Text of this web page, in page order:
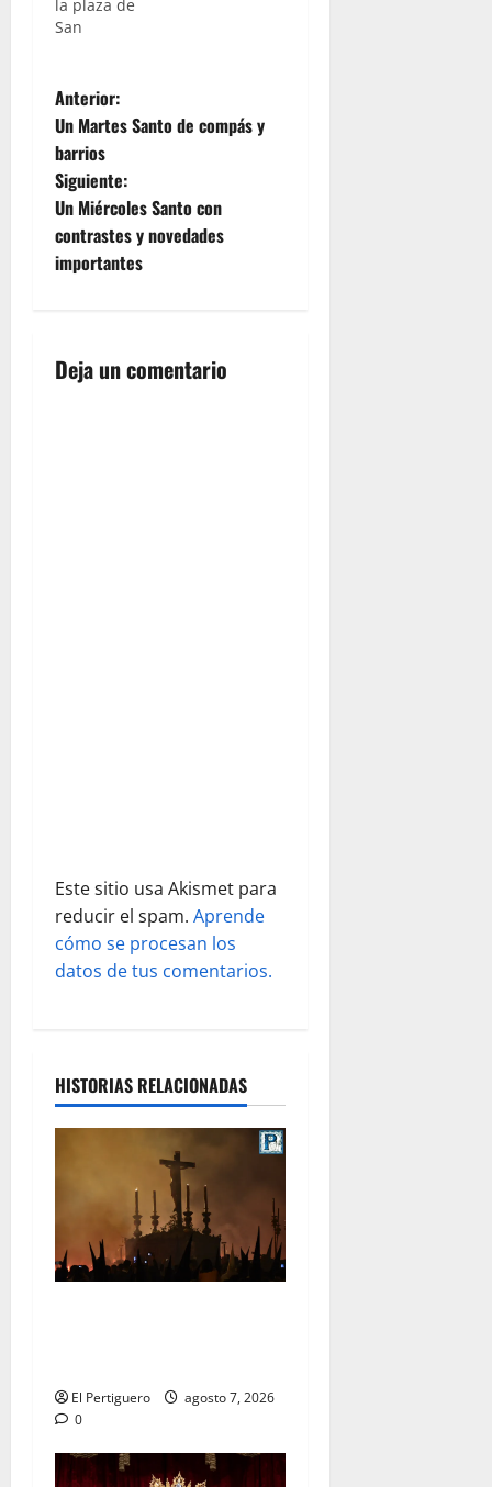
la plaza de
San
por la
plaza
Aladro,
junto al
paso por
las calles
Rosario y
Caracuel,
constituyen
para los
sentidos.
N
a
v
e
c
d
a
s
Anterior:
Un Martes Santo de compás y
barrios
Siguiente:
Un Miércoles Santo con
contrastes y novedades
importantes
Deja un comentario
Este sitio usa Akismet para
reducir el spam. Aprende
cómo se procesan los
datos de tus comentarios.
HISTORIAS RELACIONADAS
El Pertiguero
agosto 7, 2026
0